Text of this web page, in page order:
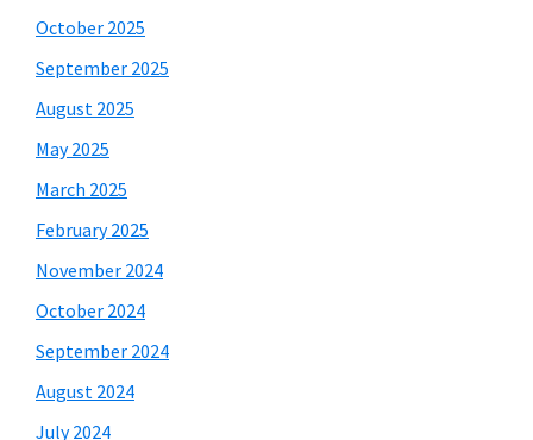
October 2025
September 2025
August 2025
May 2025
March 2025
February 2025
November 2024
October 2024
September 2024
August 2024
July 2024